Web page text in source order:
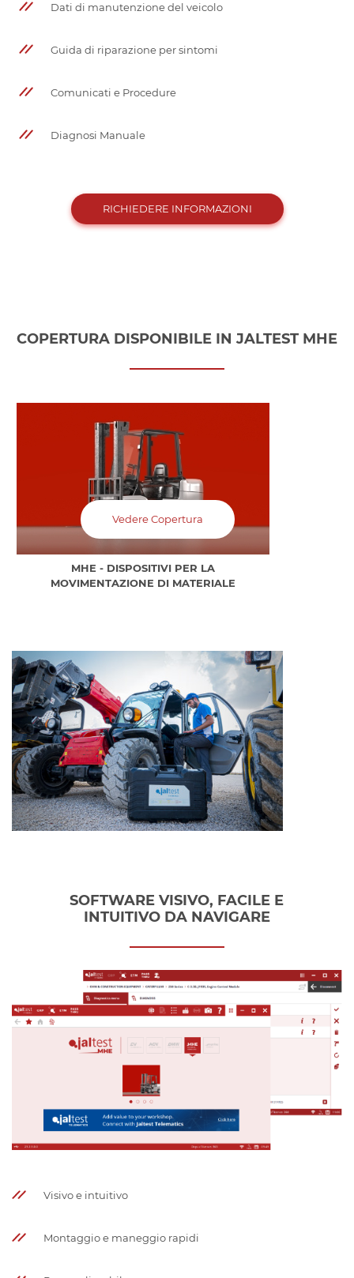
Dati di manutenzione del veicolo
Guida di riparazione per sintomi
Comunicati e Procedure
Diagnosi Manuale
RICHIEDERE INFORMAZIONI
COPERTURA DISPONIBILE IN JALTEST MHE
Vedere Copertura
MHE - DISPOSITIVI PER LA
MOVIMENTAZIONE DI MATERIALE
SOFTWARE VISIVO, FACILE E
INTUITIVO DA NAVIGARE
Visivo e intuitivo
Montaggio e maneggio rapidi